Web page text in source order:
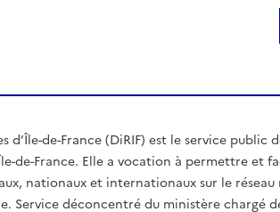
d’Île-de-France (DiRIF) est le service public
de-France. Elle a vocation à permettre et
nationaux et internationaux sur le
Service déconcentré du ministère chargé